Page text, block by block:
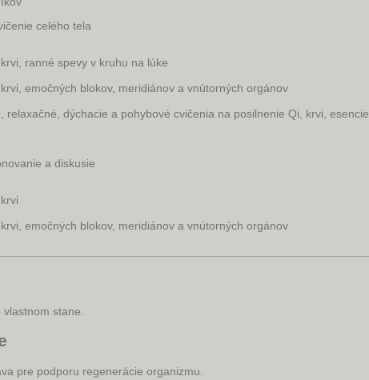
celého tela
ranné spevy v kruhu na lúke
emočných blokov, meridiánov a vnútorných orgánov
dýchacie a pohybové cvičenia na posilnenie Qi, krvi, esencie
a diskusie
emočných blokov, meridiánov a vnútorných orgánov
stane.
pre podporu regenerácie organizmu.